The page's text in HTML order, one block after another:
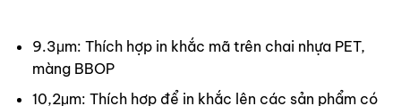
9.3μm: Thích hợp in khắc mã trên chai nhựa PET,
màng BBOP
10,2μm: Thích hợp để in khắc lên các sản phẩm có